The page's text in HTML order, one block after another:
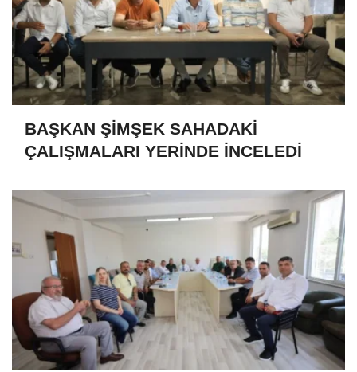
BAŞKAN ŞİMŞEK SAHADAKİ
ÇALIŞMALARI YERİNDE İNCELEDİ